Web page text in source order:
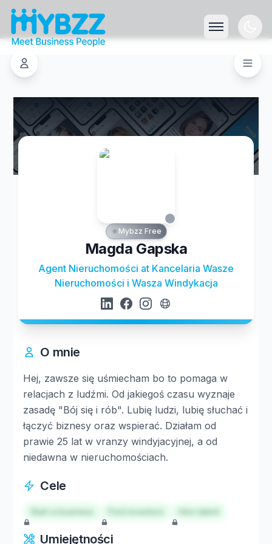
Mybzz Free
Magda Gapska
Agent Nieruchomości at Kancelaria Wasze
Nieruchomości i Wasza Windykacja
O mnie
Hej, zawsze się uśmiecham bo to pomaga w
relacjach z ludźmi. Od jakiegoś czasu wyznaje
zasadę "Bój się i rób". Lubię ludzi, lubię słuchać i
łączyć biznesy oraz wspierać. Działam od
prawie 25 lat w vranzy windyjacyjnej, a od
niedawna w nieruchomościach.
Cele
Start a business Hire talent
Umiejętności